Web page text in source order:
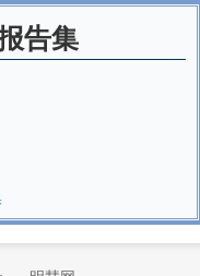
告集